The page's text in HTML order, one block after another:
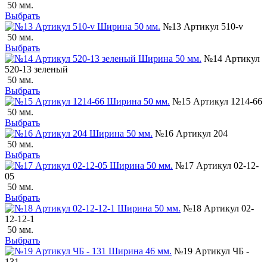
50 мм.
Выбрать
№13 Артикул 510-v
50 мм.
Выбрать
№14 Артикул
520-13 зеленый
50 мм.
Выбрать
№15 Артикул 1214-66
50 мм.
Выбрать
№16 Артикул 204
50 мм.
Выбрать
№17 Артикул 02-12-
05
50 мм.
Выбрать
№18 Артикул 02-
12-12-1
50 мм.
Выбрать
№19 Артикул ЧБ -